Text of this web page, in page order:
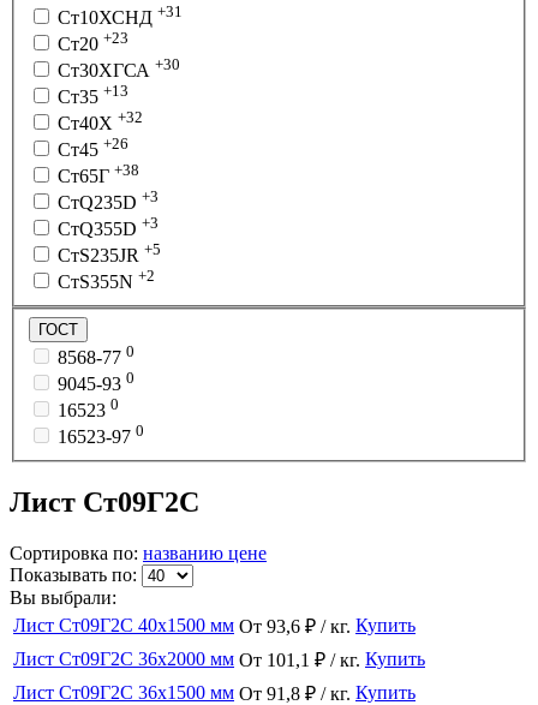
Ст10ХСНД +31
Ст20 +23
Ст30ХГСА +30
Ст35 +13
Ст40Х +32
Ст45 +26
Ст65Г +38
СтQ235D +3
СтQ355D +3
СтS235JR +5
СтS355N +2
ГОСТ
8568-77 0
9045-93 0
16523 0
16523-97 0
Лист Ст09Г2С
Сортировка по: названию цене
Показывать по:
Вы выбрали:
Лист Ст09Г2С 40x1500 мм От 93,6 ₽ / кг. Купить
Лист Ст09Г2С 36x2000 мм От 101,1 ₽ / кг. Купить
Лист Ст09Г2С 36x1500 мм От 91,8 ₽ / кг. Купить